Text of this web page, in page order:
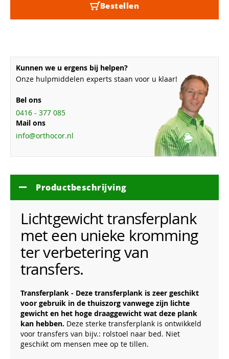
Bestellen
Kunnen we u ergens bij helpen?
Onze hulpmiddelen experts staan voor u klaar!
Bel ons
0416 - 377 085
Mail ons
info@orthocor.nl
Productbeschrijving
Lichtgewicht transferplank
met een unieke kromming
ter verbetering van
transfers.
Transferplank - Deze transferplank is zeer geschikt
voor gebruik in de thuiszorg vanwege zijn lichte
gewicht en het hoge draaggewicht wat deze plank
kan hebben. Deze sterke transferplank is ontwikkeld
voor transfers van bijv.: rolstoel naar bed. Niet
geschikt om mensen mee op te tillen.